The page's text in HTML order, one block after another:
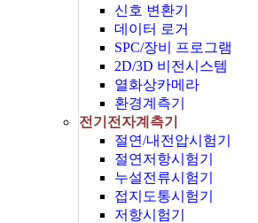
신호 변환기
데이터 로거
SPC/장비 프로그램
2D/3D 비전시스템
열화상카메라
환경계측기
전기전자계측기
절연/내전압시험기
절연저항시험기
누설전류시험기
접지도통시험기
저항시험기